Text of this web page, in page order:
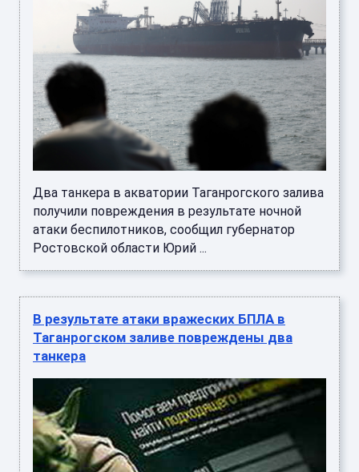
Два танкера в акватории Таганрогского залива
получили повреждения в результате ночной
атаки беспилотников, сообщил губернатор
Ростовской области Юрий ...
В результате атаки вражеских БПЛА в
Таганрогском заливе повреждены два
танкера